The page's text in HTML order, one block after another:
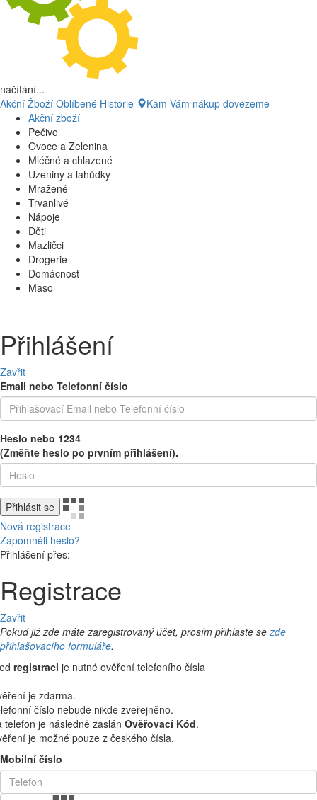
načítání...
Akční Žboží Oblíbené Historie
Kam Vám nákup dovezeme
Akční zboží
Pečivo
Ovoce a Zelenina
Mléčné a chlazené
Uzeniny a lahůdky
Mražené
Trvanlivé
Nápoje
Děti
Mazličci
Drogerie
Domácnost
Maso
Přihlášení
Zavřit
Email nebo Telefonní číslo
Heslo nebo 1234
(Změňte heslo po prvním přihlášení).
Přihlásit se
Nová registrace
Zapomněli heslo?
Přihlášení přes:
Registrace
Zavřit
Pokud již zde máte zaregistrovaný účet, prosím přihlaste se zde
přihlašovacího formuláře.
registraci je nutné ověření telefoního čísla
je zdarma.
číslo nebude nikde zveřejněno.
telefon je následně zaslán Ověřovací Kód.
je možné pouze z českého čísla.
Mobilní číslo